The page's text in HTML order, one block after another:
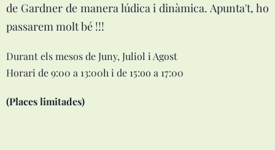
de Gardner de manera lúdica i dinàmica. Apunta't, ho
passarem molt bé !!!
Durant els mesos de Juny, Juliol i Agost
Horari de 9:00 a 13:00h i de 15:oo a 17:00
(Places limitades)